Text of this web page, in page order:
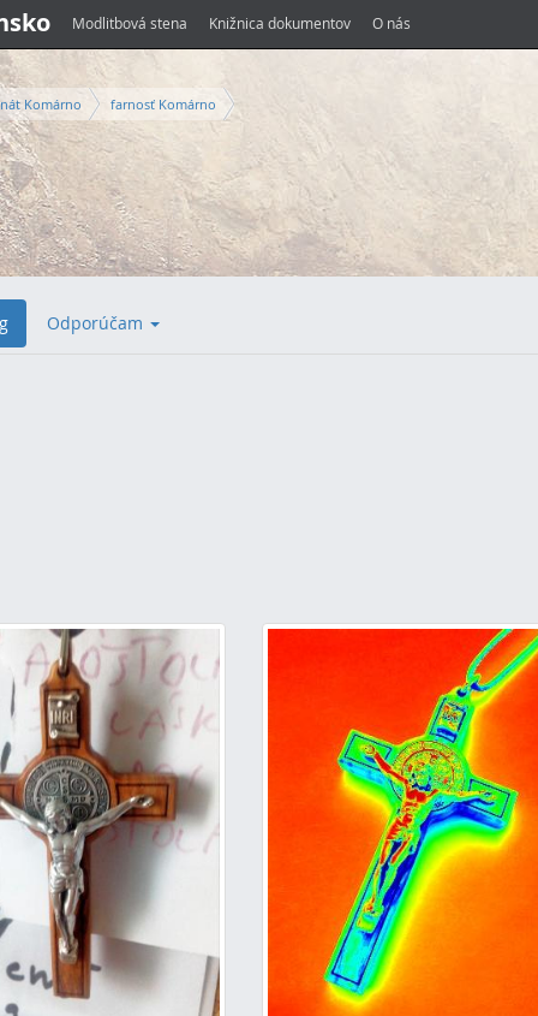
Modlitbová stena Knižnica dokumentov O nás
Komárno farnosť Komárno
Odporúčam